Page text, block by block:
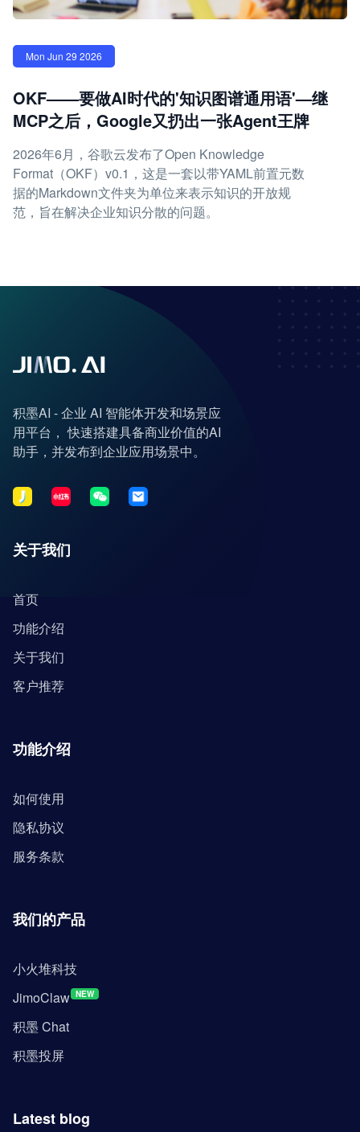
Mon Jun 29 2026
OKF——要做AI时代的'知识图谱通用语'—继
MCP之后，Google又扔出一张Agent王牌
2026年6月，谷歌云发布了Open Knowledge
Format（OKF）v0.1，这是一套以带YAML前置元数
据的Markdown文件夹为单位来表示知识的开放规
范，旨在解决企业知识分散的问题。
积墨AI - 企业 AI 智能体开发和场景应
用平台， 快速搭建具备商业价值的AI
助手，并发布到企业应用场景中。
关于我们
首页
功能介绍
关于我们
客户推荐
功能介绍
如何使用
隐私协议
服务条款
我们的产品
小火堆科技
JimoClaw NEW
积墨 Chat
积墨投屏
Latest blog